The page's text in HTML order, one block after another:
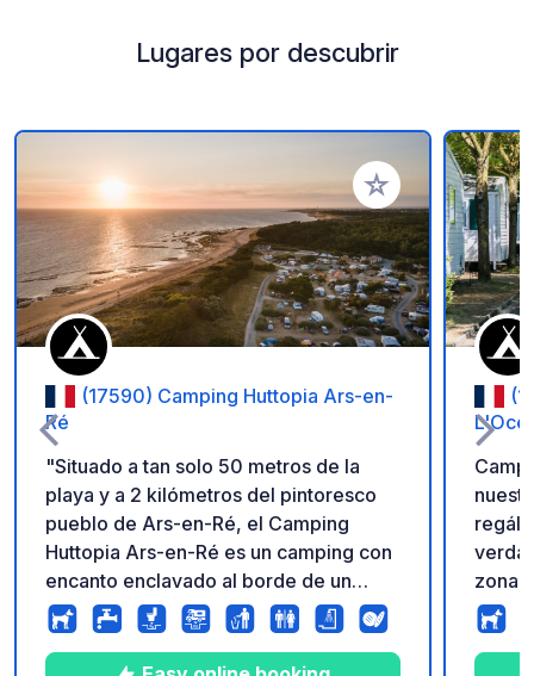
Lugares por descubrir
Añadir a tus
(17590) Camping Huttopia Ars-en-
Ré
"Situado a tan solo 50 metros de la
playa y a 2 kilómetros del pintoresco
pueblo de Ars-en-Ré, el Camping
Huttopia Ars-en-Ré es un camping con
encanto enclavado al borde de un
bosque. Rodeado de mar, pinos y sal
marismas, este camping ofrece un
entorno tranquilo para sus vacaciones.
zona